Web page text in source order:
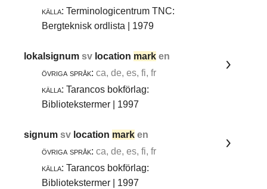
källa: Terminologicentrum TNC:
Bergteknisk ordlista | 1979
lokalsignumsv location mark en
övriga språk: ca, de, es, fi, fr
källa: Tarancos bokförlag:
Bibliotekstermer | 1997
signumsv location mark en
övriga språk: ca, de, es, fi, fr
källa: Tarancos bokförlag:
Bibliotekstermer | 1997